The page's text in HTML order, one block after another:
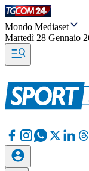
Mondo Mediaset
Martedì 28 Gennaio